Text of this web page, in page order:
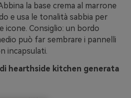
la base crema al marrone
e usa le tonalità sabbia per
icone. Consiglio: un bordo
può far sembrare i pannelli
incapsulati.
hearthside kitchen generata